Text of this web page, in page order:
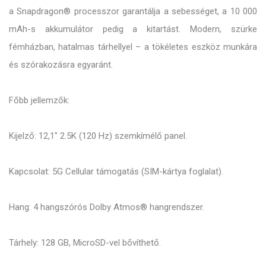
a Snapdragon® processzor garantálja a sebességet, a 10 000
mAh-s akkumulátor pedig a kitartást. Modern, szürke
fémházban, hatalmas tárhellyel – a tökéletes eszköz munkára
és szórakozásra egyaránt.
Főbb jellemzők:
Kijelző: 12,1" 2.5K (120 Hz) szemkímélő panel.
Kapcsolat: 5G Cellular támogatás (SIM-kártya foglalat).
Hang: 4 hangszórós Dolby Atmos® hangrendszer.
Tárhely: 128 GB, MicroSD-vel bővíthető.